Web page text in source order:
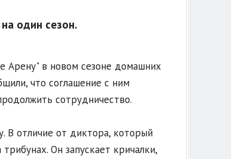
один сезон.
Арену" в новом сезоне домашних
что соглашение с ним
сотрудничество.
В отличие от диктора, который
Он запускает кричалки,